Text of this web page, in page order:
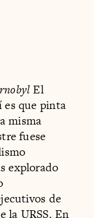
El
es que pinta
misma
fuese
explorado
de
la URSS. En